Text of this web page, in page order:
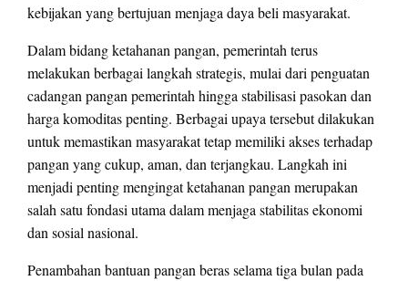
kebijakan yang bertujuan menjaga daya beli masyarakat.
Dalam bidang ketahanan pangan, pemerintah terus
melakukan berbagai langkah strategis, mulai dari penguatan
cadangan pangan pemerintah hingga stabilisasi pasokan dan
harga komoditas penting. Berbagai upaya tersebut dilakukan
untuk memastikan masyarakat tetap memiliki akses terhadap
pangan yang cukup, aman, dan terjangkau. Langkah ini
menjadi penting mengingat ketahanan pangan merupakan
salah satu fondasi utama dalam menjaga stabilitas ekonomi
dan sosial nasional.
Penambahan bantuan pangan beras selama tiga bulan pada